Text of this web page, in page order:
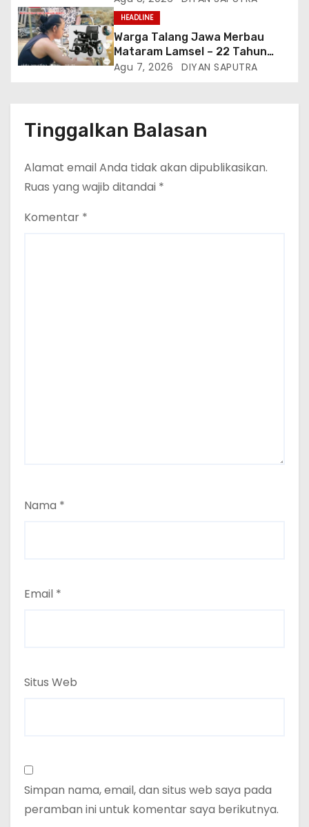
Kemerdekaan RI Di Silang Monas
HEADLINE
Warga Talang Jawa Merbau
Mataram Lamsel – 22 Tahun
Lumpuh Vina Agustina Viral Di
Cakrawala Tv Meminta Pemda
Lamsel Bertindak
Agu 7, 2026 DIYAN SAPUTRA
Tinggalkan Balasan
Alamat email Anda tidak akan dipublikasikan.
Ruas yang wajib ditandai *
Komentar *
Nama *
Email *
Situs Web
Simpan nama, email, dan situs web saya pada
peramban ini untuk komentar saya berikutnya.